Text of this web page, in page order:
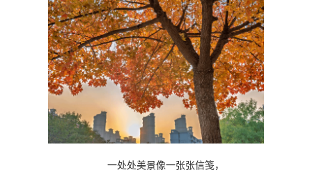
一处处美景像一张张信笺，